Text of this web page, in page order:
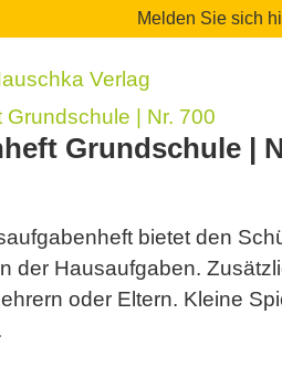
Melden Sie sich
Grundschule |
bietet den
der Hausaufgaben.
oder Eltern. Kleine